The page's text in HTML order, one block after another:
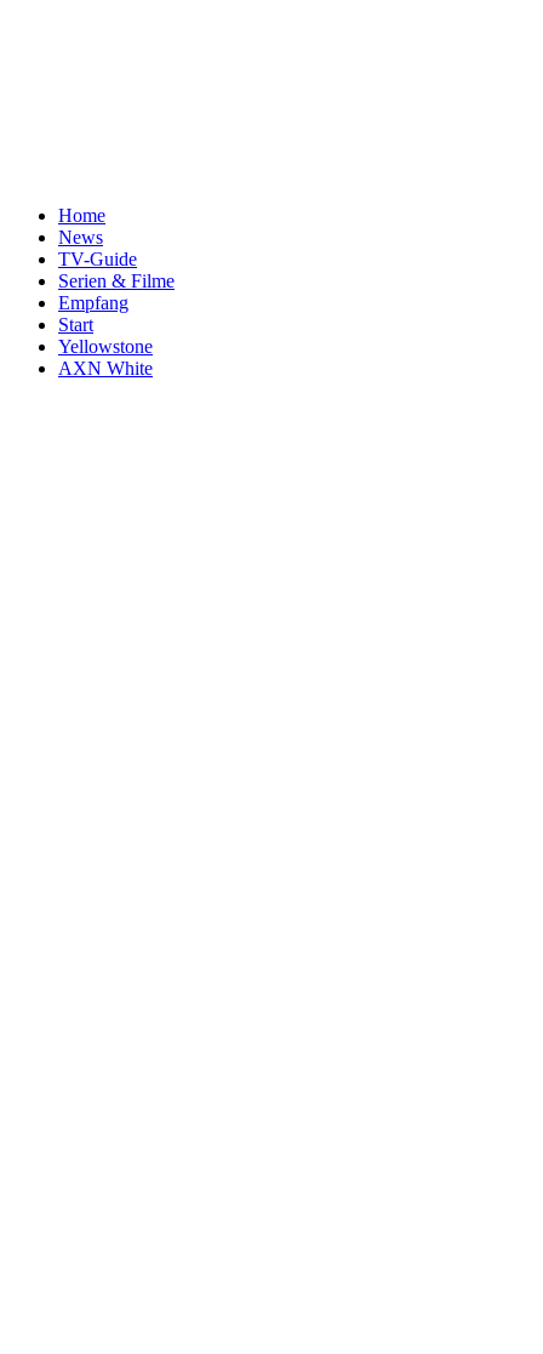
Home
News
TV-Guide
Serien & Filme
Empfang
Start
Yellowstone
AXN White